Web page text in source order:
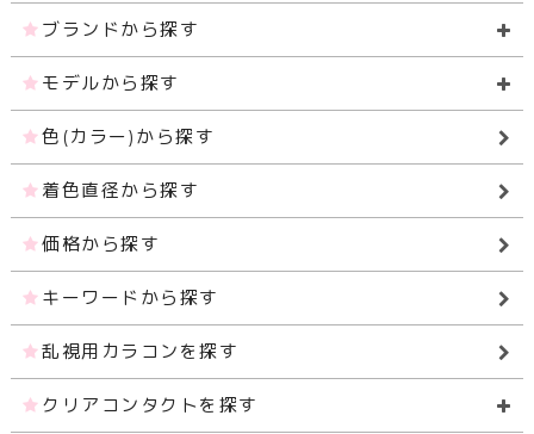
ブランドから探す
モデルから探す
色(カラー)から探す
着色直径から探す
価格から探す
キーワードから探す
乱視用カラコンを探す
クリアコンタクトを探す